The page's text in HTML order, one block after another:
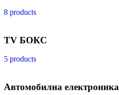
8 products
TV БОКС
5 products
Автомобилна електроника